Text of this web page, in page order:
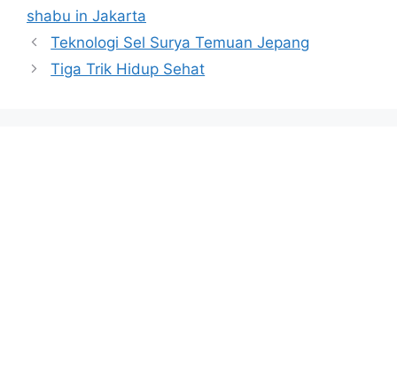
shabu in Jakarta
Teknologi Sel Surya Temuan Jepang
Tiga Trik Hidup Sehat